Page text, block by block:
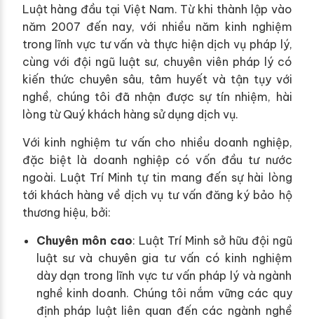
Luật hàng đầu tại Việt Nam. Từ khi thành lập vào
năm 2007 đến nay, với nhiều năm kinh nghiệm
trong lĩnh vực tư vấn và thực hiện dịch vụ pháp lý,
cùng với đội ngũ luật sư, chuyên viên pháp lý có
kiến thức chuyên sâu, tâm huyết và tận tụy với
nghề, chúng tôi đã nhận được sự tín nhiệm, hài
lòng từ Quý khách hàng sử dụng dịch vụ.
Với kinh nghiệm tư vấn cho nhiều doanh nghiệp,
đặc biệt là doanh nghiệp có vốn đầu tư nước
ngoài. Luật Trí Minh tự tin mang đến sự hài lòng
tới khách hàng về dịch vụ tư vấn đăng ký bảo hộ
thương hiệu, bởi:
Chuyên môn cao: Luật Trí Minh sở hữu đội ngũ
luật sư và chuyên gia tư vấn có kinh nghiệm
dày dạn trong lĩnh vực tư vấn pháp lý và ngành
nghề kinh doanh. Chúng tôi nắm vững các quy
định pháp luật liên quan đến các ngành nghề